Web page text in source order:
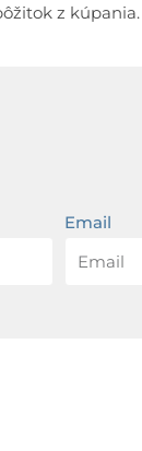
z kúpania.
Email